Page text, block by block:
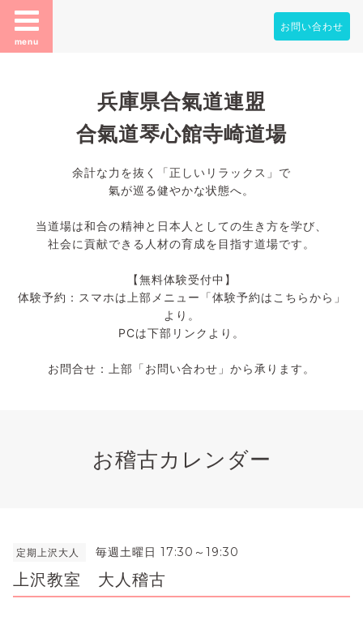
menu
お問い合わせ
兵庫県合氣道連盟
合氣道琴心館寺崎道場
余計な力を抜く「正しいリラックス」で
氣が巡る健やかな状態へ。
当道場は和合の精神と日本人としての生き方を学び、
社会に貢献できる人材の育成を目指す道場です。
【無料体験受付中】
体験予約：スマホは上部メニュー「体験予約はこちらから」
より。
PCは下部リンクより。
お問合せ：上部「お問い合わせ」から承ります。
お稽古カレンダー
定期上沢大人 毎週土曜日 17:30～19:30
上沢教室 大人稽古